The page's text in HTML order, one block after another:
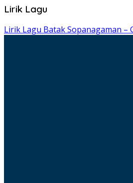
Lirik Lagu
Lirik Lagu Batak Sopanagaman –